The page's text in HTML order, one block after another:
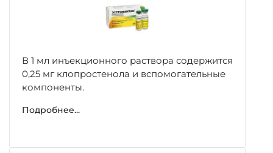
В 1 мл инъекционного раствора содержится
0,25 мг клопростенола и вспомогательные
компоненты.
Подробнее...